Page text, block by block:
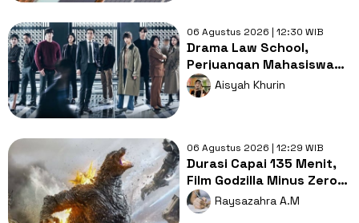
06 Agustus 2026 | 12:30 WIB
Drama Law School,
Perjuangan Mahasiswa
Hukum Membongkar
Misteri Pembunuhan
Aisyah Khurin
06 Agustus 2026 | 12:29 WIB
Durasi Capai 135 Menit,
Film Godzilla Minus Zero
Pecahkan Rekor
Franchise
Raysazahra A.M